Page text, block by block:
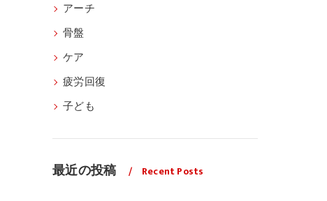
アーチ
骨盤
ケア
疲労回復
子ども
最近の投稿 Recent Posts